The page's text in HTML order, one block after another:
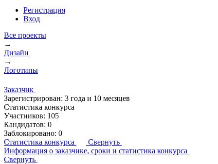
Регистрация
Вход
Все проекты
→
Дизайн
→
Логотипы
Заказчик
Зарегистрирован: 3 года и 10 месяцев
Статистика конкурса
Участников: 105
Кандидатов: 0
Заблокировано: 0
Статистика конкурса
Свернуть
Информация о заказчике, сроки и статистика конкурса
Свернуть